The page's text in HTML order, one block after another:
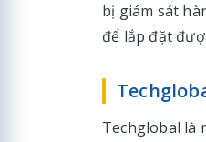
bị giám sát
để lắp đặt
Techglobal là